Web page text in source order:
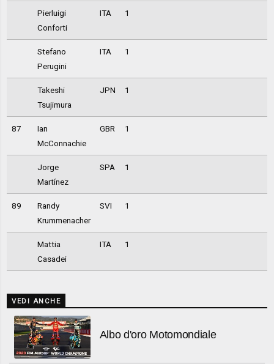
Pierluigi
Conforti
ITA 1
Stefano
Perugini
ITA 1
Takeshi
Tsujimura
JPN 1
87
Ian
McConnachie
GBR 1
Jorge
Martínez
SPA 1
89
Randy
Krummenacher
SVI 1
Mattia
Casadei
ITA 1
VEDI ANCHE
Albo d'oro Motomondiale